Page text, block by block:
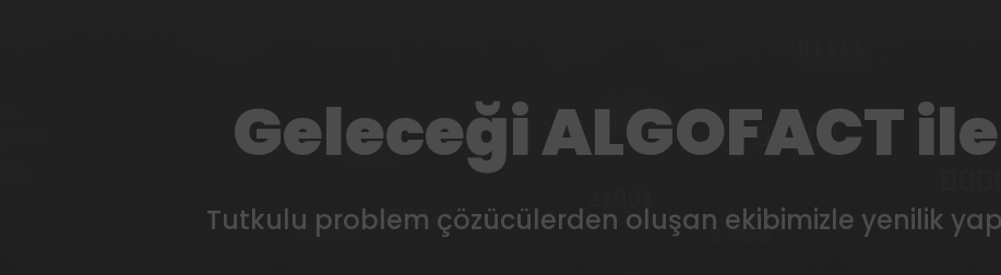
Geleceği ALGOFACT
Tutkulu problem çözücülerden oluşan ekibimizle yenilik